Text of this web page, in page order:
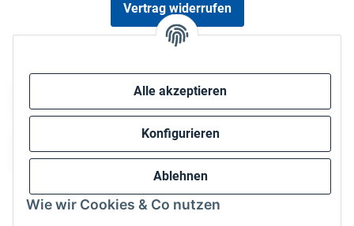
Alle akzeptieren
Konfigurieren
Ablehnen
Wie wir Cookies & Co nutzen
Vertrag widerrufen
Wir versenden via: